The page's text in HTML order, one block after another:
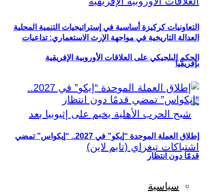
التعاونيات كركيزة أساسية في إستراتيجيات التنمية المحلية
بإفريقيا
العدالة التاريخية في مواجهة الإرث الاستعماري: تداعيات
الحكم البلجيكي على العلاقات الأوروبية الإفريقية
إطلاق العملة الموحدة “إيكو” في 2027.. “إيكواس” تمضي
قدمًا دون انتظار
سياسية